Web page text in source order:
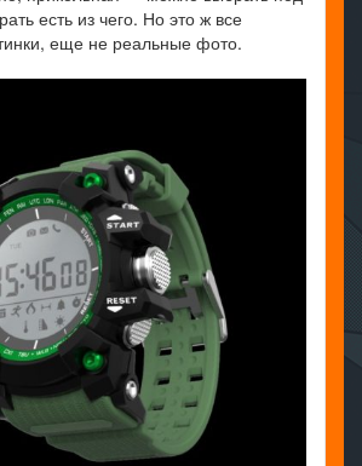
есть из чего. Но это ж все
еще не реальные фото.